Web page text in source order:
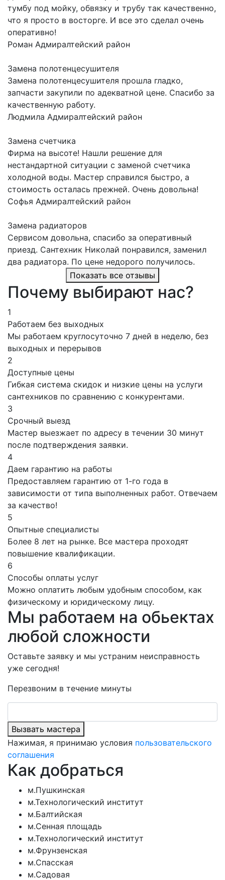
тумбу под мойку, обвязку и трубу так качественно,
что я просто в восторге. И все это сделал очень
оперативно!
Роман Адмиралтейский район
Замена полотенцесушителя
Замена полотенцесушителя прошла гладко,
запчасти закупили по адекватной цене. Спасибо за
качественную работу.
Людмила Адмиралтейский район
Замена счетчика
Фирма на высоте! Нашли решение для
нестандартной ситуации с заменой счетчика
холодной воды. Мастер справился быстро, а
стоимость осталась прежней. Очень довольна!
Софья Адмиралтейский район
Замена радиаторов
Сервисом довольна, спасибо за оперативный
приезд. Сантехник Николай понравился, заменил
два радиатора. По цене недорого получилось.
Показать все отзывы
Почему выбирают нас?
1
Работаем без выходных
Мы работаем круглосуточно 7 дней в неделю, без
выходных и перерывов
2
Доступные цены
Гибкая система скидок и низкие цены на услуги
сантехников по сравнению с конкурентами.
3
Срочный выезд
Мастер выезжает по адресу в течении 30 минут
после подтверждения заявки.
4
Даем гарантию на работы
Предоставляем гарантию от 1-го года в
зависимости от типа выполненных работ. Отвечаем
за качество!
5
Опытные специалисты
Более 8 лет на рынке. Все мастера проходят
повышение квалификации.
6
Способы оплаты услуг
Можно оплатить любым удобным способом, как
физическому и юридическому лицу.
Мы работаем на обьектах
любой сложности
Оставьте заявку и мы устраним неисправность
уже сегодня!
Перезвоним в течение минуты
Вызвать мастера
Нажимая, я принимаю условия пользовательского
соглашения
Как добраться
м.Пушкинская
м.Технологический институт
м.Балтийская
м.Сенная площадь
м.Технологический институт
м.Фрунзенская
м.Спасская
м.Садовая